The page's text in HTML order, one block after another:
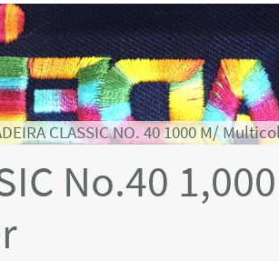
CLASSIC NO. 40 1000 M/
No.40